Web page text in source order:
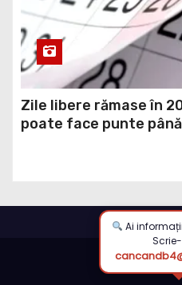
Zile libere rămase în
poate face punte
Ai